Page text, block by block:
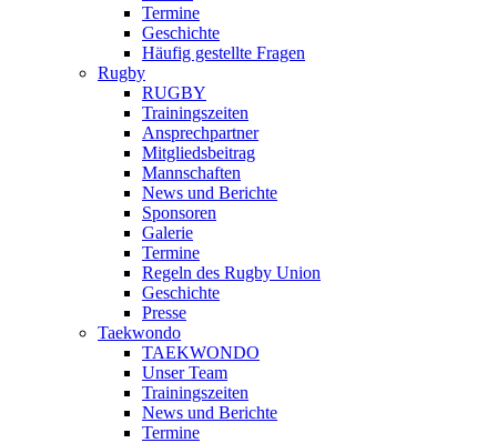
Termine
Geschichte
Häufig gestellte Fragen
Rugby
RUGBY
Trainingszeiten
Ansprechpartner
Mitgliedsbeitrag
Mannschaften
News und Berichte
Sponsoren
Galerie
Termine
Regeln des Rugby Union
Geschichte
Presse
Taekwondo
TAEKWONDO
Unser Team
Trainingszeiten
News und Berichte
Termine